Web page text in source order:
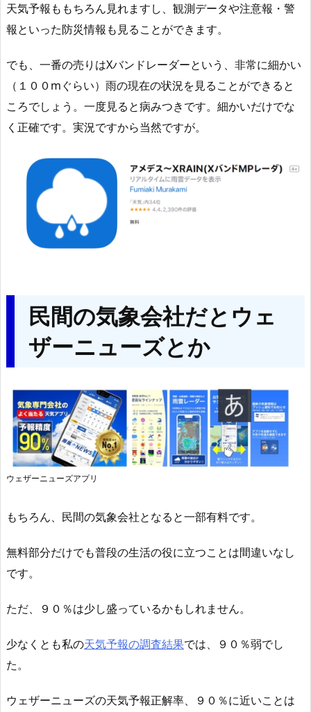
天気予報ももちろん見れますし、観測データや注意報・警
報といった防災情報も見ることができます。
でも、一番の売りはXバンドレーダーという、非常に細かい
（１００mぐらい）雨の現在の状況を見ることができると
ころでしょう。一度見ると病みつきです。細かいだけでな
く正確です。実況ですから当然ですが。
民間の気象会社だとウェ
ザーニューズとか
ウェザーニューズアプリ
もちろん、民間の気象会社となると一部有料です。
無料部分だけでも普段の生活の役に立つことは間違いなし
です。
ただ、９０％は少し盛っているかもしれません。
少なくとも私の天気予報の調査結果では、９０％弱でし
た。
ウェザーニューズの天気予報正解率、９０％に近いことは